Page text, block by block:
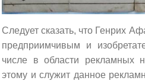
Следует сказать, что Генрих
предприимчивым и
числе в области рекламных
этому и служит данное